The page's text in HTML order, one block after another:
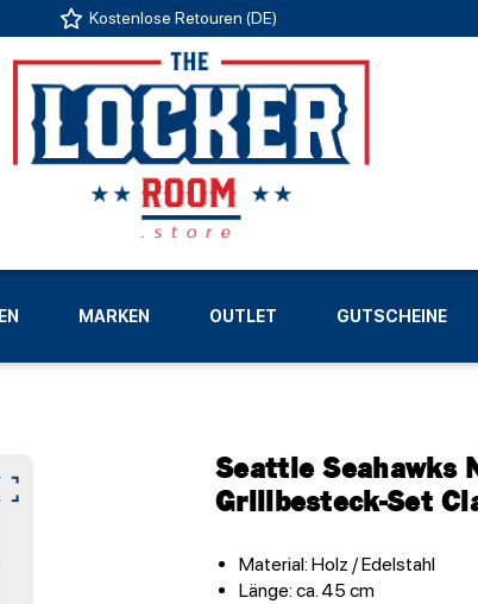
Kostenlose Retouren (DE)
MARKEN
LIGEN
OUTLET GUTSCHEINE
Seattle Seahawks
Grillbesteck-Set
Material: Holz / Edelstahl
Länge: ca. 45 cm